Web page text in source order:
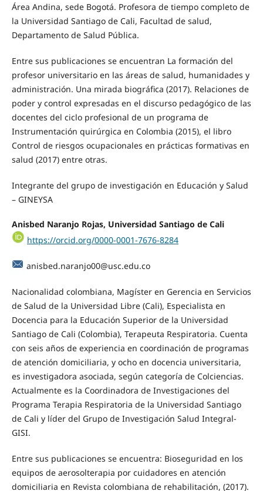
Área Andina, sede Bogotá. Profesora de tiempo completo de
la Universidad Santiago de Cali, Facultad de salud,
Departamento de Salud Pública.
Entre sus publicaciones se encuentran La formación del
profesor universitario en las áreas de salud, humanidades y
administración. Una mirada biográfica (2017). Relaciones de
poder y control expresadas en el discurso pedagógico de las
docentes del ciclo profesional de un programa de
Instrumentación quirúrgica en Colombia (2015), el libro
Control de riesgos ocupacionales en prácticas formativas en
salud (2017) entre otras.
Integrante del grupo de investigación en Educación y Salud
– GINEYSA
Anisbed Naranjo Rojas, Universidad Santiago de Cali
https://orcid.org/0000-0001-7676-8284
anisbed.naranjo00@usc.edu.co
Nacionalidad colombiana, Magíster en Gerencia en Servicios
de Salud de la Universidad Libre (Cali), Especialista en
Docencia para la Educación Superior de la Universidad
Santiago de Cali (Colombia), Terapeuta Respiratoria. Cuenta
con seis años de experiencia en coordinación de programas
de atención domiciliaria, y ocho en docencia universitaria,
es investigadora asociada, según categoría de Colciencias.
Actualmente es la Coordinadora de Investigaciones del
Programa Terapia Respiratoria de la Universidad Santiago
de Cali y líder del Grupo de Investigación Salud Integral-
GISI.
Entre sus publicaciones se encuentra: Bioseguridad en los
equipos de aerosolterapia por cuidadores en atención
domiciliaria en Revista colombiana de rehabilitación, (2017).